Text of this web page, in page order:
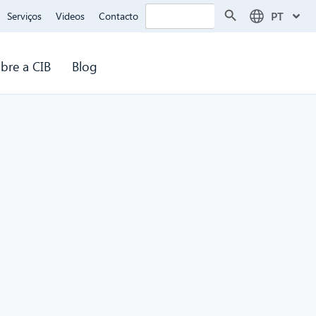
Serviços Videos Contacto Search PT
a CIB Blog